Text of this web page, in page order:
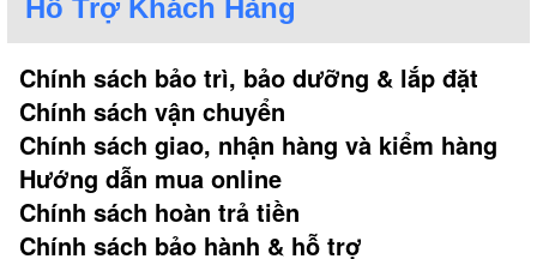
Hỗ Trợ Khách Hàng
Chính sách bảo trì, bảo dưỡng & lắp đặt
Chính sách vận chuyển
Chính sách giao, nhận hàng và kiểm hàng
Hướng dẫn mua online
Chính sách hoàn trả tiền
Chính sách bảo hành & hỗ trợ